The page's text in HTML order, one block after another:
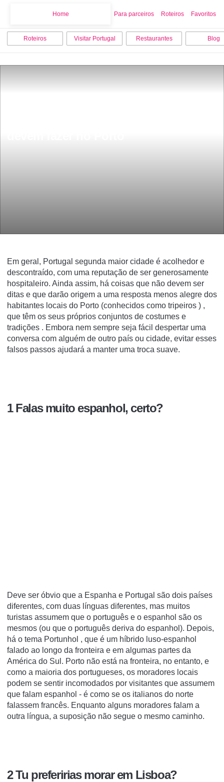
Home Para parceiros Roteiros Favoritos
Roteiros Visitar Portugal Restaurantes Blog
Em geral, Portugal segunda maior cidade é acolhedor e
descontraído, com uma reputação de ser generosamente
hospitaleiro. Ainda assim, há coisas que não devem ser
ditas e que darão origem a uma resposta menos alegre dos
habitantes locais do Porto (conhecidos como tripeiros ) ,
que têm os seus próprios conjuntos de costumes e
tradições . Embora nem sempre seja fácil despertar uma
conversa com alguém de outro país ou cidade, evitar esses
falsos passos ajudará a manter uma troca suave.
1 Falas muito espanhol, certo?
Deve ser óbvio que a Espanha e Portugal são dois países
diferentes, com duas línguas diferentes, mas muitos
turistas assumem que o português e o espanhol são os
mesmos (ou que o português deriva do espanhol). Depois,
há o tema Portunhol , que é um híbrido luso-espanhol
falado ao longo da fronteira e em algumas partes da
América do Sul. Porto não está na fronteira, no entanto, e
como a maioria dos portugueses, os moradores locais
podem se sentir incomodados por visitantes que assumem
que falam espanhol - é como se os italianos do norte
falassem francês. Enquanto alguns moradores falam a
outra língua, a suposição não segue o mesmo caminho.
2 Tu preferirias morar em Lisboa?